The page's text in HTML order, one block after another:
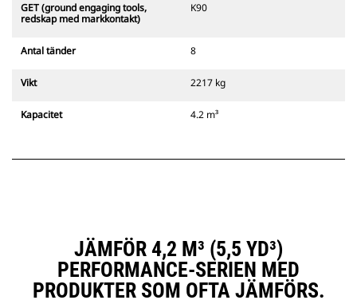
GET (ground engaging tools,
redskap med markkontakt)
K90
Antal tänder 8
Vikt 2217 kg
Kapacitet 4.2 m³
JÄMFÖR 4,2 M³ (5,5 YD³)
PERFORMANCE-SERIEN MED
PRODUKTER SOM OFTA JÄMFÖRS.